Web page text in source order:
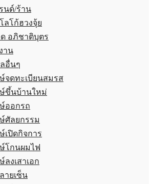
นด์/ร้าน
ลโก้ฮวงจุ้ย
อภิชาติบุตร
าน
อื่นๆ
จดทะเบียนสมรส
ขึ้นบ้านใหม่
ออกรถ
ศัลยกรรม
เปิดกิจการ
โกนผมไฟ
ลงเสาเอก
ายเซ็น